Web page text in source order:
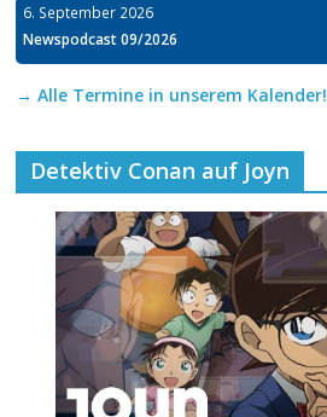
6. September 2026
Newspodcast 09/2026
→ Alle Termine in unserem Kalender!
Detektiv Conan auf Joyn